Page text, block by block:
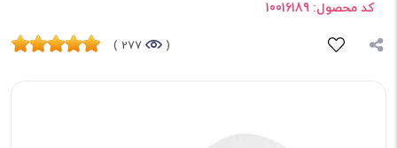
کد محصول: 10016189
(
277 )